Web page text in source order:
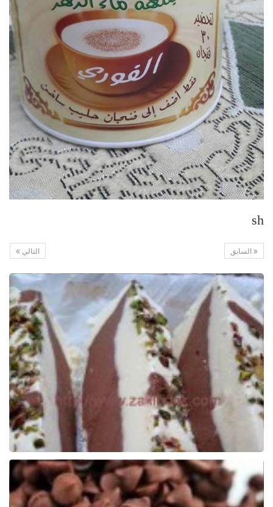
sh
التالي السابق